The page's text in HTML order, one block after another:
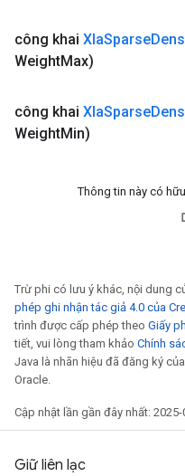
công khai XlaSparse
WeightMax)
công khai XlaSparse
WeightMin)
Thông tin này có
Trừ phi có lưu ý khác, nội dung
phép ghi nhận tác giả 4.0 của
trình được cấp phép theo Giấy
tiết, vui lòng tham khảo Chính
Java là nhãn hiệu đã đăng ký
Oracle.
Cập nhật lần gần đây nhất: 2025-
Giữ liên lạc